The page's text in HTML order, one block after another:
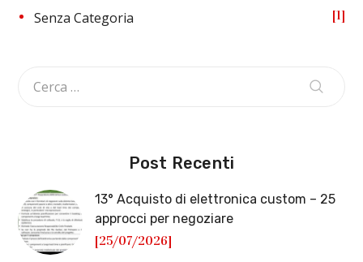
Senza Categoria 1
Post Recenti
13° Acquisto di elettronica custom – 25
approcci per negoziare
[25/07/2026]